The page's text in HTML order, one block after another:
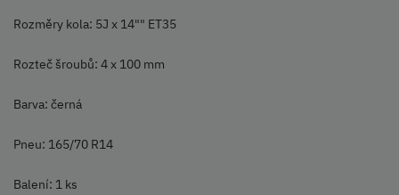
Rozměry kola: 5J x 14"" ET35
Rozteč šroubů: 4 x 100 mm
Barva: černá
Pneu: 165/70 R14
Balení: 1 ks